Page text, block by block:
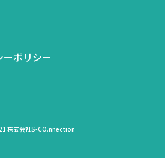
ーポリシー
株式会社S-CO.nnection